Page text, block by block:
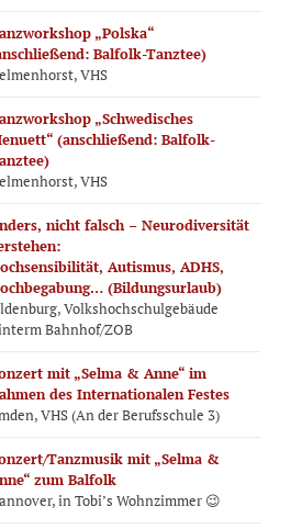
„Polska“
Balfolk-Tanztee)
VHS
„Schwedisches
(anschließend: Balfolk-
VHS
nicht falsch – Neurodiversität
Autismus, ADHS,
(Bildungsurlaub)
Volkshochschulgebäude
Bahnhof/ZOB
mit „Selma & Anne“ im
des Internationalen Festes
VHS (An der Berufsschule 3)
Tanzmusik mit „Selma &
zum Balfolk
in Tobi’s Wohnzimmer 😉